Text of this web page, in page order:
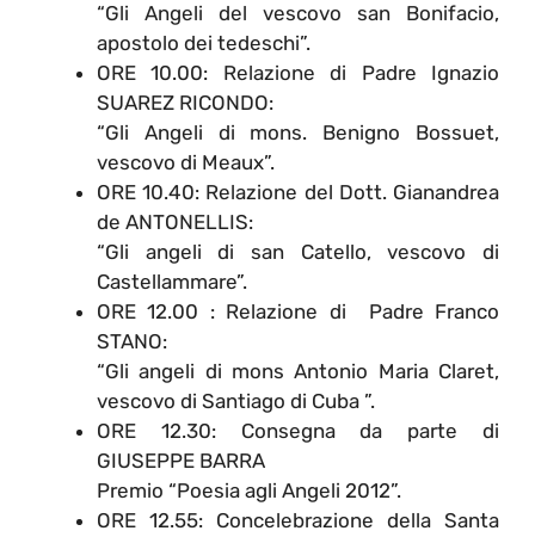
“Gli Angeli del vescovo san Bonifacio,
apostolo dei tedeschi”.
ORE 10.00: Relazione di Padre Ignazio
SUAREZ RICONDO:
“Gli Angeli di mons. Benigno Bossuet,
vescovo di Meaux”.
ORE 10.40: Relazione del Dott. Gianandrea
de ANTONELLIS:
“Gli angeli di san Catello, vescovo di
Castellammare”.
ORE 12.00 : Relazione di Padre Franco
STANO:
“Gli angeli di mons Antonio Maria Claret,
vescovo di Santiago di Cuba ”.
ORE 12.30: Consegna da parte di
GIUSEPPE BARRA
Premio “Poesia agli Angeli 2012”.
ORE 12.55: Concelebrazione della Santa